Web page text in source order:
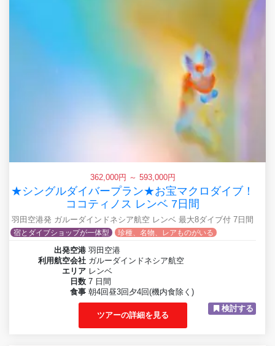
362,000円 ～ 593,000円
★シングルダイバープラン★お宝マクロダイブ！
ココティノス レンベ 7日間
羽田空港発 ガルーダインドネシア航空 レンベ 最大8ダイブ付 7日間
宿とダイブショップが一体型
珍種、名物、レアものがいる
出発空港 羽田空港
利用航空会社 ガルーダインドネシア航空
エリア レンベ
日数 7 日間
食事 朝4回昼3回夕4回(機内食除く)
ツアーの詳細を見る
検討する